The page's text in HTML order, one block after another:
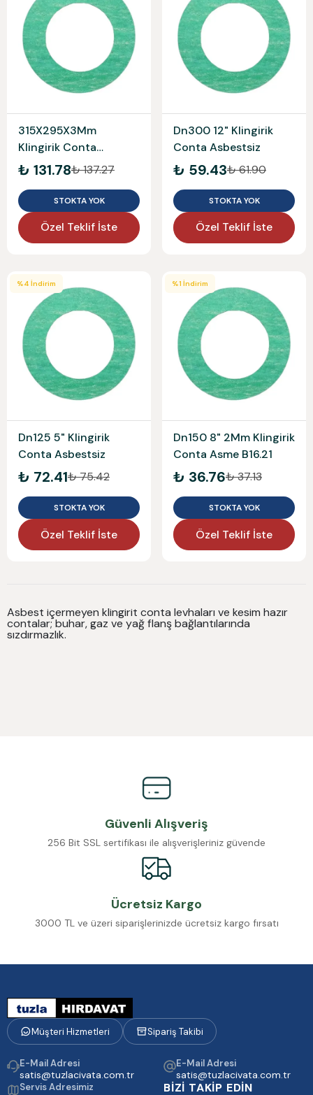
315X295X3Mm
Klingirik Conta
Asbestsiz
₺ 131.78₺ 137.27
STOKTA YOK
Özel Teklif İste
Dn300 12" Klingirik
Conta Asbestsiz
₺ 59.43₺ 61.90
STOKTA YOK
Özel Teklif İste
%4 İndirim
Dn125 5" Klingirik
Conta Asbestsiz
₺ 72.41₺ 75.42
STOKTA YOK
Özel Teklif İste
%1 İndirim
Dn150 8" 2Mm Klingirik
Conta Asme B16.21
₺ 36.76₺ 37.13
STOKTA YOK
Özel Teklif İste
Asbest içermeyen klingirit conta levhaları ve kesim hazır
contalar; buhar, gaz ve yağ flanş bağlantılarında
sızdırmazlık.
Güvenli Alışveriş
256 Bit SSL sertifikası ile alışverişleriniz güvende
Ücretsiz Kargo
3000 TL ve üzeri siparişlerinizde ücretsiz kargo fırsatı
Müşteri Hizmetleri Sipariş Takibi
E-Mail Adresi
satis@tuzlacivata.com.tr
E-Mail Adresi
satis@tuzlacivata.com.tr
Servis Adresimiz BİZİ TAKİP EDİN